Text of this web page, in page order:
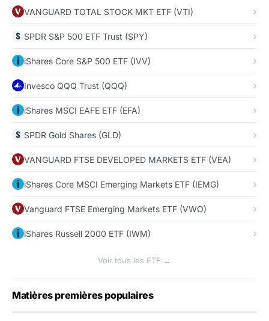
VANGUARD TOTAL STOCK MKT ETF (VTI)
SPDR S&P 500 ETF Trust (SPY)
iShares Core S&P 500 ETF (IVV)
Invesco QQQ Trust (QQQ)
iShares MSCI EAFE ETF (EFA)
SPDR Gold Shares (GLD)
VANGUARD FTSE DEVELOPED MARKETS ETF (VEA)
iShares Core MSCI Emerging Markets ETF (IEMG)
Vanguard FTSE Emerging Markets ETF (VWO)
iShares Russell 2000 ETF (IWM)
Voir tous les ETF →
Matières premières populaires